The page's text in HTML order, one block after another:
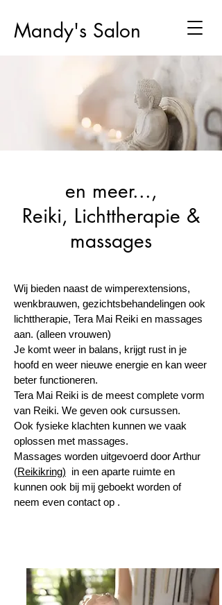
Mandy's Salon
en meer...,
Reiki, Lichttherapie &
massages
Wij bieden naast de wimperextensions,
wenkbrauwen, gezichtsbehandelingen ook
lichttherapie, Tera Mai Reiki en massages
aan. (alleen vrouwen)
Je komt weer in balans, krijgt rust in je
hoofd en weer nieuwe energie en kan weer
beter functioneren.
Tera Mai Reiki is de meest complete vorm
van Reiki. We geven ook cursussen.
Ook fysieke klachten kunnen we vaak
oplossen met massages.
Massages worden uitgevoerd door Arthur
(Reikikring) in een aparte ruimte en
kunnen ook bij mij geboekt worden of
neem even contact op .